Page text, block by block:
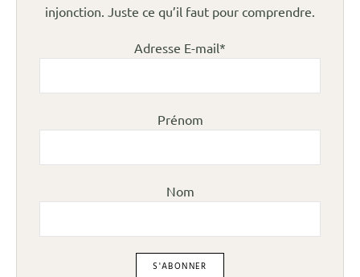
injonction. Juste ce qu’il faut pour comprendre.
Adresse E-mail*
Prénom
Nom